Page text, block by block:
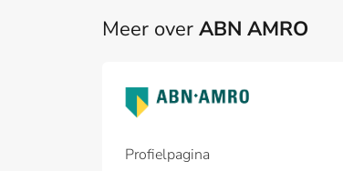
Meer over ABN AMRO
Profielpagina
Woningmarkt koelt
verder af nu hogere
BHF voor vijfde jaar
Broker